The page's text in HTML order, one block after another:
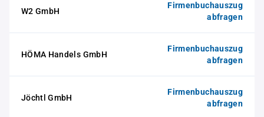
W2 GmbH
Firmenbuchauszug
abfragen
HÖMA Handels GmbH
Firmenbuchauszug
abfragen
Jöchtl GmbH
Firmenbuchauszug
abfragen